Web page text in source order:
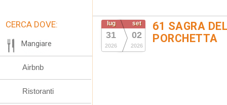
lug
31
2026
set
02
2026
61 SAGRA
PORCHETTA
CERCA DOVE:
Mangiare
Airbnb
Ristoranti